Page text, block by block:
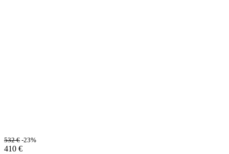
532€ -23%
410 €